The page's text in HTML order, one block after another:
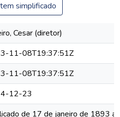
simplificado
Cesar (diretor)
11-08T19:37:51Z
11-08T19:37:51Z
12-23
de 17 de janeiro de 1893 a